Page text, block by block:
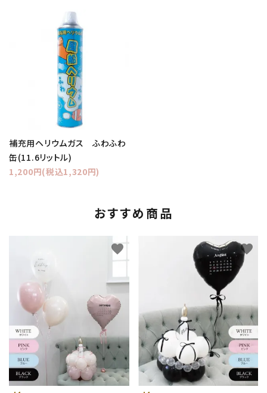
補充用ヘリウムガス ふわふわ
缶(11.6リットル)
1,200円(税込1,320円)
おすすめ商品
favorite favorite